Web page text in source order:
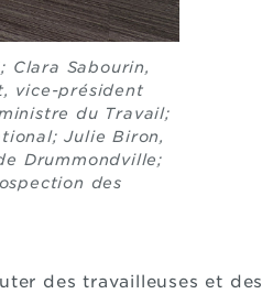
Sabourin,
vice-président
du Travail;
Julie Biron,
Drummondville;
des
des travailleuses et des